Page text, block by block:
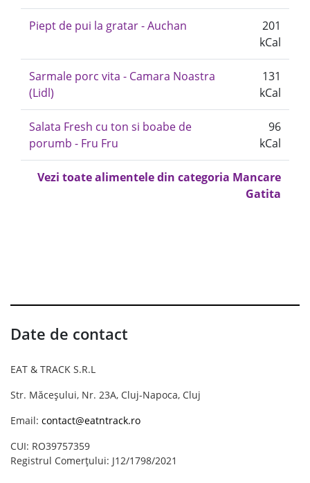
Piept de pui la gratar - Auchan
201
kCal
Sarmale porc vita - Camara Noastra
(Lidl)
131
kCal
Salata Fresh cu ton si boabe de
porumb - Fru Fru
96
kCal
Vezi toate alimentele din categoria Mancare
Gatita
Date de contact
EAT & TRACK S.R.L
Str. Măceșului, Nr. 23A, Cluj-Napoca, Cluj
Email: contact@eatntrack.ro
CUI: RO39757359
Registrul Comerțului: J12/1798/2021